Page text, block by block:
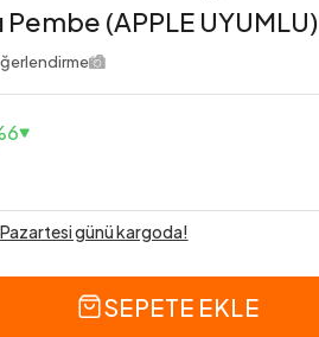
Pembe (APPLE UYUMLU)
günü kargoda!
SEPETE EKLE